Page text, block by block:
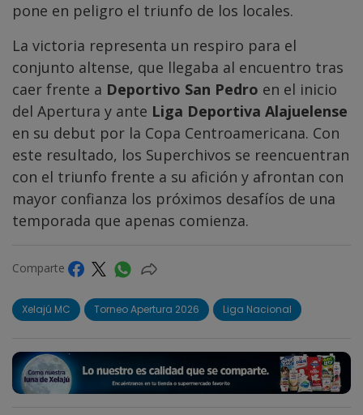
pone en peligro el triunfo de los locales.
La victoria representa un respiro para el
conjunto altense, que llegaba al encuentro tras
caer frente a Deportivo San Pedro en el inicio
del Apertura y ante Liga Deportiva Alajuelense
en su debut por la Copa Centroamericana. Con
este resultado, los Superchivos se reencuentran
con el triunfo frente a su afición y afrontan con
mayor confianza los próximos desafíos de una
temporada que apenas comienza.
Comparte
Xelajú MC Torneo Apertura 2026 Liga Nacional